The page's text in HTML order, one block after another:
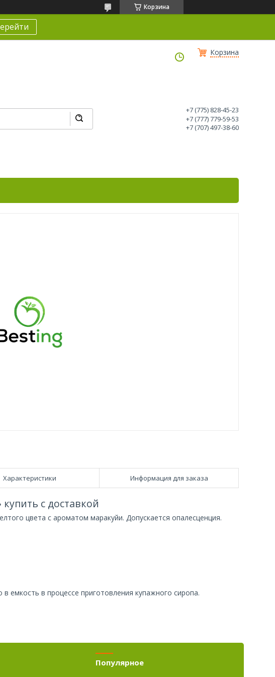
Корзина
Корзина
+7 (775) 828-45-23
+7 (777) 779-59-53
+7 (707) 497-38-60
Характеристики Информация для заказа
с доставкой
цвета с ароматом маракуйи. Допускается опалесценция.
емкость в процессе приготовления купажного сиропа.
Популярное